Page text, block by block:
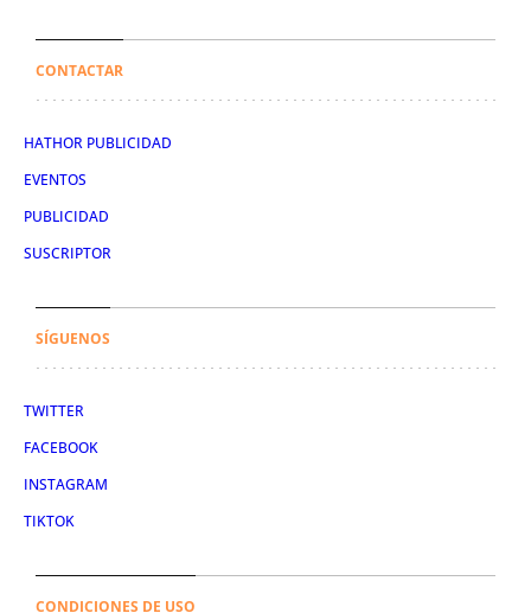
CONTACTAR
HATHOR PUBLICIDAD
EVENTOS
PUBLICIDAD
SUSCRIPTOR
SÍGUENOS
TWITTER
FACEBOOK
INSTAGRAM
TIKTOK
CONDICIONES DE USO